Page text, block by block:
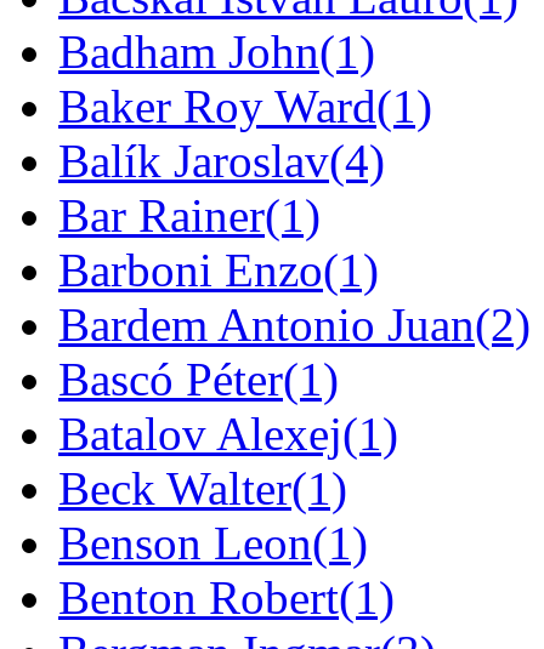
Badham John(1)
Baker Roy Ward(1)
Balík Jaroslav(4)
Bar Rainer(1)
Barboni Enzo(1)
Bardem Antonio Juan(2)
Bascó Péter(1)
Batalov Alexej(1)
Beck Walter(1)
Benson Leon(1)
Benton Robert(1)